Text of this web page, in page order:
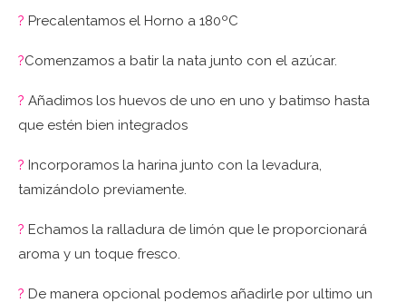
? Precalentamos el Horno a 180ºC
?Comenzamos a batir la nata junto con el azúcar.
? Añadimos los huevos de uno en uno y batimso hasta
que estén bien integrados
? Incorporamos la harina junto con la levadura,
tamizándolo previamente.
? Echamos la ralladura de limón que le proporcionará
aroma y un toque fresco.
? De manera opcional podemos añadirle por ultimo un